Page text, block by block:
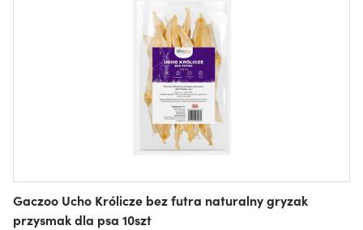
Gaczoo Ucho Królicze bez futra naturalny gryzak
przysmak dla psa 10szt